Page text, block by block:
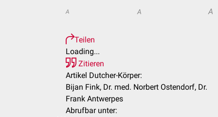
A A A
Teilen
Loading...
Zitieren
Artikel Dutcher-Körper:
Bijan Fink, Dr. med. Norbert Ostendorf, Dr.
Frank Antwerpes
Abrufbar unter: